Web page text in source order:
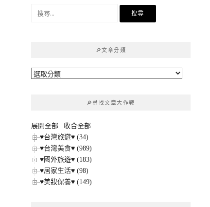
🔎文章分類
🔎
🔎尋找文章大作戰
展開全部
收合全部
♥台灣旅遊♥ (34)
♥台灣美食♥ (989)
♥國外旅遊♥ (183)
♥居家生活♥ (98)
♥美妝保養♥ (149)